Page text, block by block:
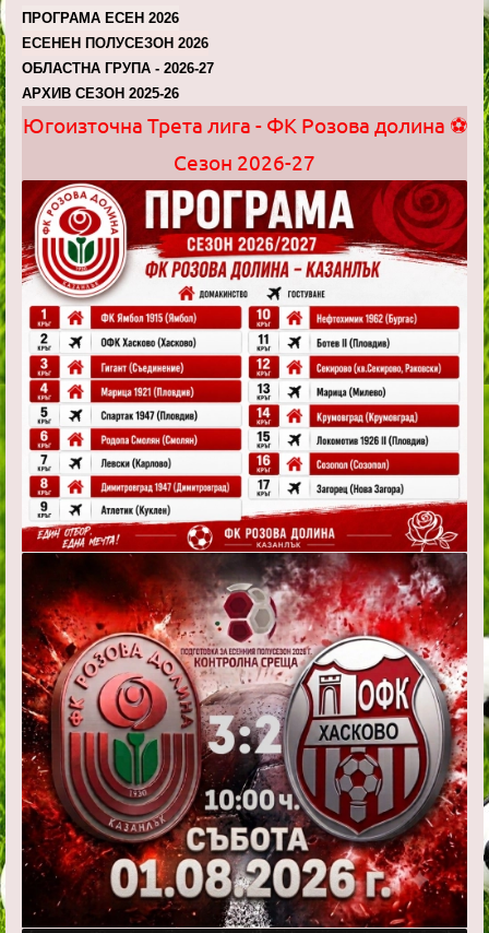
ПРОГРАМА ЕСЕН 2026
ЕСЕНЕН ПОЛУСЕЗОН 2026
ОБЛАСТНА ГРУПА - 2026-27
АРХИВ СЕЗОН 2025-26
Югоизточна Трета лига - ФК Розова долина ⚽
Сезон 2026-27